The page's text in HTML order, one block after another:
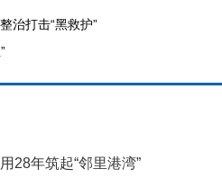
治打击“黑救护”
28年筑起“邻里港湾”